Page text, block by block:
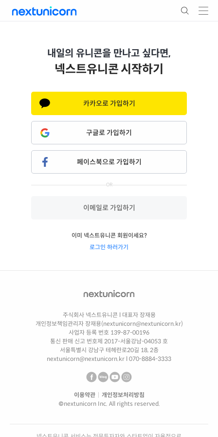
내일의 유니콘을 만나고 싶다면,
스타트업 정보를 보고 싶다면,
넥스트유니콘 시작하기
카카오로 가입하기
구글로 가입하기
페이스북으로 가입하기
OR
이메일로 가입하기
이미 넥스트유니콘 회원이세요?
로그인 하러가기
주식회사 넥스트유니콘l 대표자 장재용
개인정보책임관리자 장재용(nextunicorn@nextunicorn.kr)
사업자 등록 번호 139-87-00196
통신 판매 신고 번호제 2017-서울강남-04053 호
서울특별시 강남구 테헤란로20길 18, 2층
nextunicorn@nextunicorn.kr l 070-8884-3333
이용약관
개인정보처리방침
©nextunicorn Inc. All rights reserved.